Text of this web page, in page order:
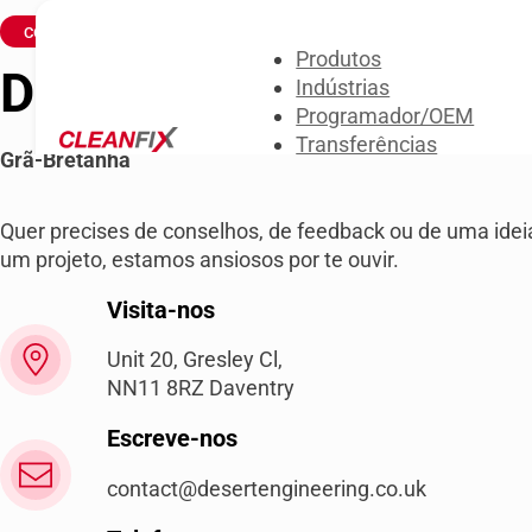
Produtos
Indústrias
Programador/OEM
Transferências
Desert Engineering
Grã-Bretanha
CONTACTA-NOS
Quer precises de conselhos, de feedback ou de uma
um projeto, estamos ansiosos por te ouvir.
Visita-nos
Unit 20, Gresley Cl,
NN11 8RZ Daventry
Escreve-nos
contact@desertengineering.co.uk